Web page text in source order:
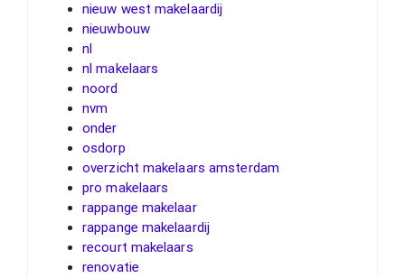
nieuw west makelaardij
nieuwbouw
nl
nl makelaars
noord
nvm
onder
osdorp
overzicht makelaars amsterdam
pro makelaars
rappange makelaar
rappange makelaardij
recourt makelaars
renovatie